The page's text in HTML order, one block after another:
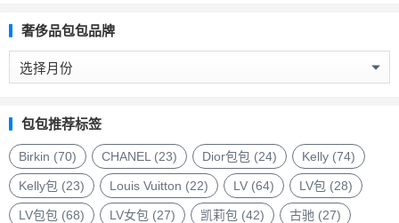
奢侈品包包品牌
奢
侈
包
包
品
牌
包包推荐标签
Birkin (70) CHANEL (23) Dior包包 (24) Kelly (74)
Kelly包 (23) Louis Vuitton (22) LV (64) LV包 (28)
LV包包 (68) LV女包 (27) 凯莉包 (42) 古驰 (27)